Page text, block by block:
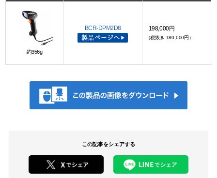
約356g
BCR-DPM2D8 198,000円
（税抜き 180,000円）
この記事をシェアする